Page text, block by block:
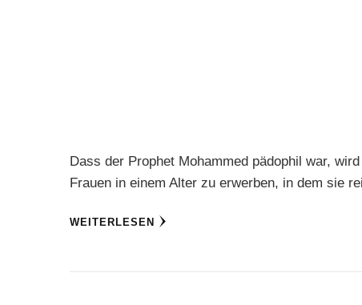
Dass der Prophet Mohammed pädophil war,
Frauen in einem Alter zu erwerben, in dem sie
WEITERLESEN